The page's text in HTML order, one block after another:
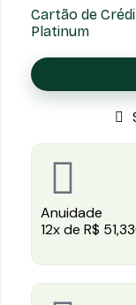
Cartão de
Platinum
Anuidade
12x de R$